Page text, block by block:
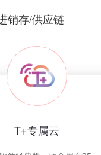
销存/供应链
T+专属云